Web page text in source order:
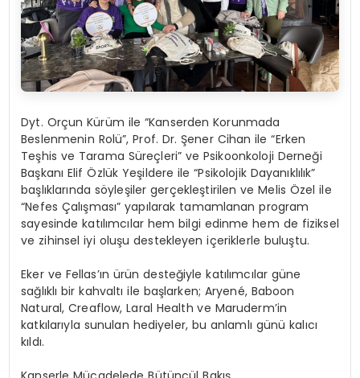
Dyt. Orçun Kürüm ile “Kanserden Korunmada
Beslenmenin Rolü”, Prof. Dr. Şener Cihan ile “Erken
Teşhis ve Tarama Süreçleri” ve Psikoonkoloji Derneği
Başkanı Elif Özlük Yeşildere ile “Psikolojik Dayanıklılık”
başlıklarında söyleşiler gerçekleştirilen ve Melis Özel ile
“Nefes Çalışması” yapılarak tamamlanan program
sayesinde katılımcılar hem bilgi edinme hem de fiziksel
ve zihinsel iyi oluşu destekleyen içeriklerle buluştu.
Eker ve Fellas’ın ürün desteğiyle katılımcılar güne
sağlıklı bir kahvaltı ile başlarken; Aryené, Baboon
Natural, Creaflow, Laral Health ve Maruderm’in
katkılarıyla sunulan hediyeler, bu anlamlı günü kalıcı
kıldı.